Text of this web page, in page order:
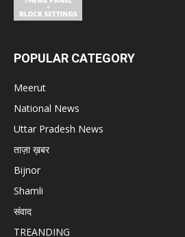
POPULAR CATEGORY
Meerut
National News
Uttar Pradesh News
ताज़ा ख़बर
Bijnor
Shamli
संवाद
TREANDING